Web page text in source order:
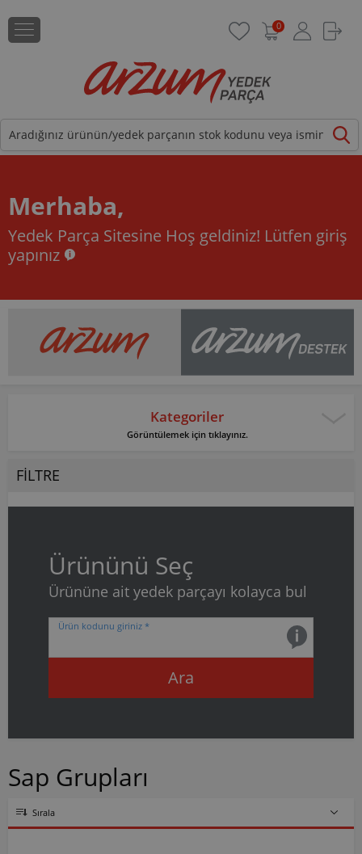
0
Merhaba,
Yedek Parça Sitesine Hoş geldiniz! Lütfen giriş
yapınız
Kategoriler
Görüntülemek için tıklayınız.
FILTRE
Ürününü Seç
Ürününe ait yedek parçayı kolayca bul
Ürün kodunu giriniz *
Ara
Sap Grupları
Sırala